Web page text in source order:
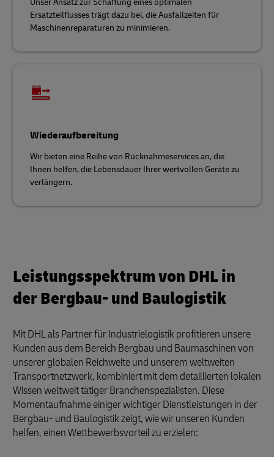
Unser Ansatz zur Schaffung eines optimalen
Ersatzteilflusses trägt dazu bei, die Ausfallzeiten für
Maschinenreparaturen zu minimieren.
Wiederaufbereitung
Wir bieten eine Reihe von Rücknahmeservices an, die
Ihnen helfen, die Lebensdauer Ihrer wertvollen Geräte zu
verlängern.
Leistungsspektrum von DHL in
der Bergbau- und Baulogistik
Mit DHL als Partner für Industrielogistik profitieren unsere
Kunden aus dem Bereich Bergbau und Baumaschinen von
unserer globalen Reichweite und unserem weltweiten
Transportnetzwerk, kombiniert mit dem detaillierten lokalen
Wissen weltweit tätiger Branchenspezialisten. Diese
Momentaufnahme einiger wichtiger Dienstleistungen in der
Bergbau- und Baulogistik zeigt, wie wir unseren Kunden
helfen, einen Wettbewerbsvorteil zu erzielen: